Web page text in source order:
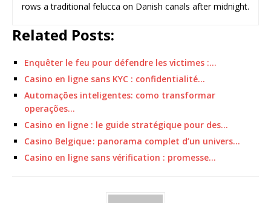
rows a traditional felucca on Danish canals after midnight.
Related Posts:
Enquêter le feu pour défendre les victimes :…
Casino en ligne sans KYC : confidentialité…
Automações inteligentes: como transformar
operações…
Casino en ligne : le guide stratégique pour des…
Casino Belgique : panorama complet d’un univers…
Casino en ligne sans vérification : promesse…